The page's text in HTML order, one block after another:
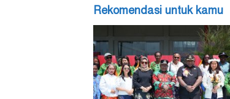
Rekomendasi untuk kamu